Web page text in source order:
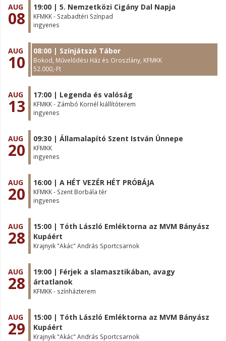
AUG
08
19:00 | 5. Nemzetközi Cigány Dal Napja
KFMKK - Szabadtéri Színpad
ingyenes
AUG
10
08:00 | Színjátszó Tábor
Bokod, Művelődési Ház és Oroszlány, KFMKK
52.000,-Ft
AUG
13
17:00 | Legenda és valóság
KFMKK - Zámbó Kornél kiállítóterem
ingyenes
AUG
20
09:30 | Államalapító Szent István Ünnepe
KFMKK
ingyenes
AUG
20
16:00 | A HÉT VEZÉR HÉT PRÓBÁJA
KFMKK - Szent Borbála tér
ingyenes
AUG
28
15:00 | Tóth László Emléktorna az MVM Bányász
Kupáért
Krajnyik "Akác" András Sportcsarnok
AUG
28
19:00 | Férjek a slamasztikában, avagy
ártatlanok
KFMKK - színházterem
AUG
29
15:00 | Tóth László Emléktorna az MVM Bányász
Kupáért
Krajnyik "Akác" András Sportcsarnok